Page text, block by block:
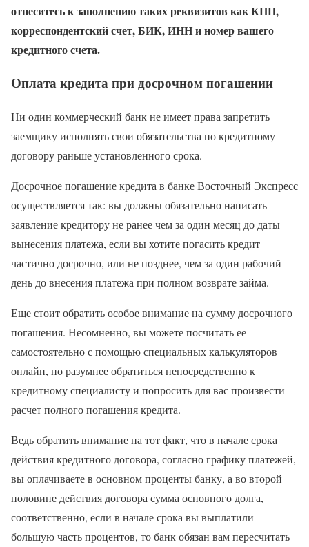
отнеситесь к заполнению таких реквизитов как КПП,
корреспондентский счет, БИК, ИНН и номер вашего
кредитного счета.
Оплата кредита при досрочном погашении
Ни один коммерческий банк не имеет права запретить
заемщику исполнять свои обязательства по кредитному
договору раньше установленного срока.
Досрочное погашение кредита в банке Восточный Экспресс
осуществляется так: вы должны обязательно написать
заявление кредитору не ранее чем за один месяц до даты
вынесения платежа, если вы хотите погасить кредит
частично досрочно, или не позднее, чем за один рабочий
день до внесения платежа при полном возврате займа.
Еще стоит обратить особое внимание на сумму досрочного
погашения. Несомненно, вы можете посчитать ее
самостоятельно с помощью специальных калькуляторов
онлайн, но разумнее обратиться непосредственно к
кредитному специалисту и попросить для вас произвести
расчет полного погашения кредита.
Ведь обратить внимание на тот факт, что в начале срока
действия кредитного договора, согласно графику платежей,
вы оплачиваете в основном проценты банку, а во второй
половине действия договора сумма основного долга,
соответственно, если в начале срока вы выплатили
большую часть процентов, то банк обязан вам пересчитать